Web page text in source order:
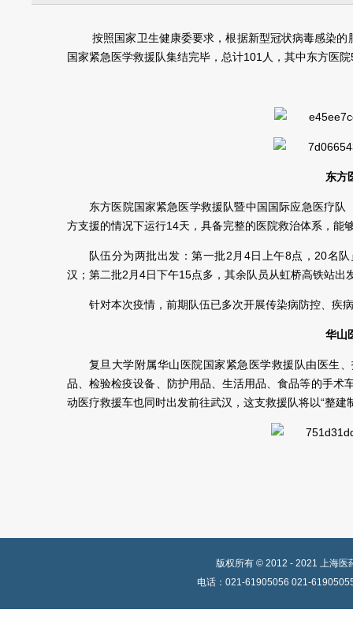
按照国家卫生健康委要求，根据新型冠状病毒感染
国家紧急医学救援队集结完毕，总计101人，其中东方医
东方
东方医院国家紧急医学救援队暨中国国际应急医疗
方支援的情况下运行14天，具备完整的医院救治体系，能
队伍分为两批出发：第一批2月4日上午8点，20名
汉；第二批2月4日下午15点多，其余队员从虹桥高铁站出
针对本次疫情，前期队伍已多次开展传染病防控、疾
华山
复旦大学附属华山医院国家紧急医学救援队由医生
品、检验检疫设备、防护用品、生活用品、食品等的手术
动医疗救援车也同时出发前往武汉，这支救援队将以“整
版权所有 © 2012 - 2021 上海医
电话：021-61905056 021-